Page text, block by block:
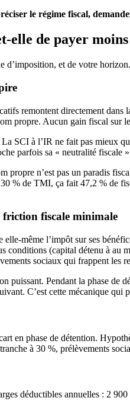
le régime fiscal,
de payer moins
d’imposition, et de votre
remontent directement dans
propre. Aucun gain fiscal sur
SCI à l’IR ne fait pas mieux
parfois sa « neutralité fiscale
propre n’est pas un paradis
% de TMI, ça fait 47,2 % de
fiscale minimale
même l’impôt sur ses
conditions (capital détenu à
sociaux qui frappent les
puissant. Pendant la phase
C’est cette mécanique
en phase de détention.
à 30 %, prélèvements
déductibles annuelles : 2